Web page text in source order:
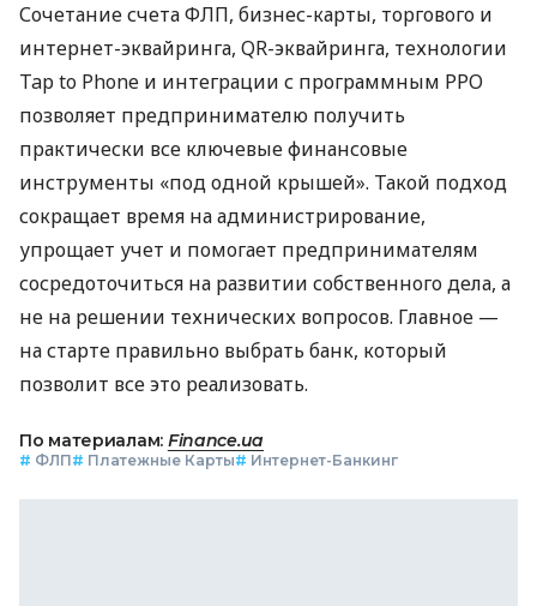
Сочетание счета ФЛП, бизнес-карты, торгового и
интернет-эквайринга, QR-эквайринга, технологии
Tap to Phone и интеграции с программным РРО
позволяет предпринимателю получить
практически все ключевые финансовые
инструменты «под одной крышей». Такой подход
сокращает время на администрирование,
упрощает учет и помогает предпринимателям
сосредоточиться на развитии собственного дела, а
не на решении технических вопросов. Главное —
на старте правильно выбрать банк, который
позволит все это реализовать.
По материалам: Finance.ua
# ФЛП# Платежные Карты# Интернет-Банкинг